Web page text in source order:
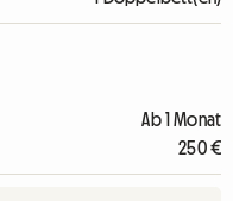
Ab 1 Monat
250 €